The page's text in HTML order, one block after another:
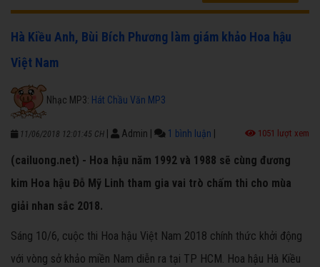
Hà Kiều Anh, Bùi Bích Phương làm giám khảo Hoa hậu
Việt Nam
Nhạc MP3: Hát Chầu Văn MP3
11/06/2018 12:01:45 CH Admin 1 bình luận 1051 lượt xem
(cailuong.net) - Hoa hậu năm 1992 và 1988 sẽ cùng đương
kim Hoa hậu Đỗ Mỹ Linh tham gia vai trò chấm thi cho mùa
giải nhan sắc 2018.
Sáng 10/6, cuộc thi Hoa hậu Việt Nam 2018 chính thức khởi động
với vòng sở khảo miền Nam diễn ra tại TP HCM. Hoa hậu Hà Kiều